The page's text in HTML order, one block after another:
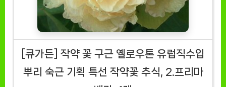
[큐가든] 작약 꽃 구근 옐로우톤 유럽직수입
뿌리 숙근 기획 특선 작약꽃 추식, 2.프리마